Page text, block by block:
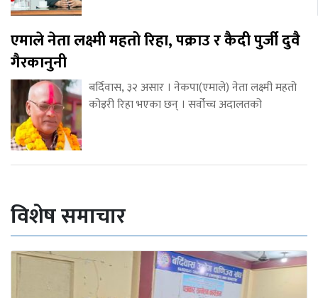
एमाले नेता लक्ष्मी महतो रिहा, पक्राउ र कैदी पुर्जी दुवै
गैरकानुनी
बर्दिवास, ३२ असार । नेकपा(एमाले) नेता लक्ष्मी महतो
कोइरी रिहा भएका छन् । सर्वोच्च अदालतको
विशेष समाचार